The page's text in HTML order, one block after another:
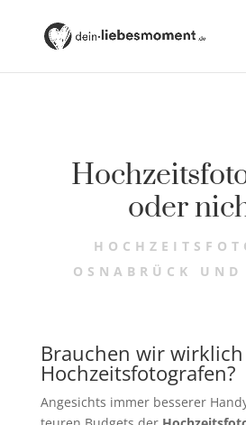
oder
OSNABRÜCK UND
Brauchen wir
Hochzeitsfotografen?
Angesichts immer besserer